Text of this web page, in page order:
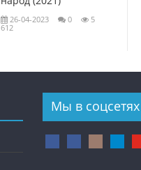
26-04-2023 0
5
612
Мы в соцсетях